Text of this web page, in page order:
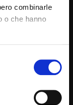
combinarle
o che hanno
37:55